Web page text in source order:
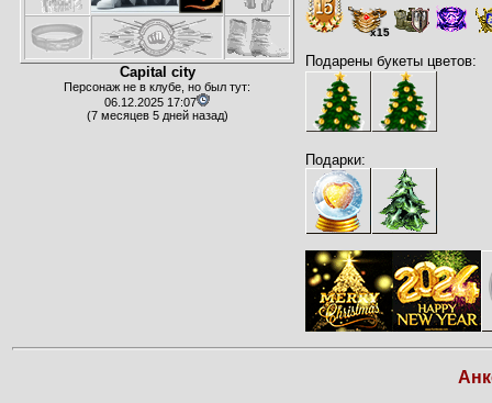
Capital city
Персонаж не в клубе, но был тут:
06.12.2025 17:07
(7 месяцев 5 дней назад)
x15
Подарены букеты цветов:
Подарки: